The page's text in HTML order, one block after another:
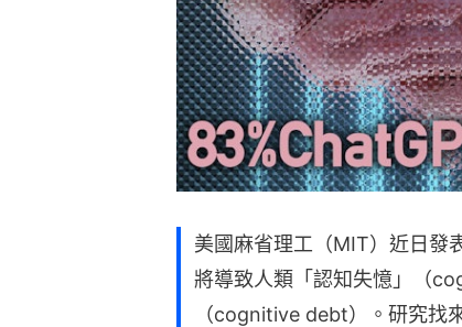
美國麻省理工（MIT）近日發
將導致人類「認知失憶」（
（cognitive debt）。研究找